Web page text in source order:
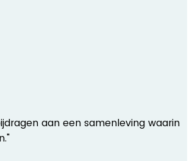
aan een samenleving waarin